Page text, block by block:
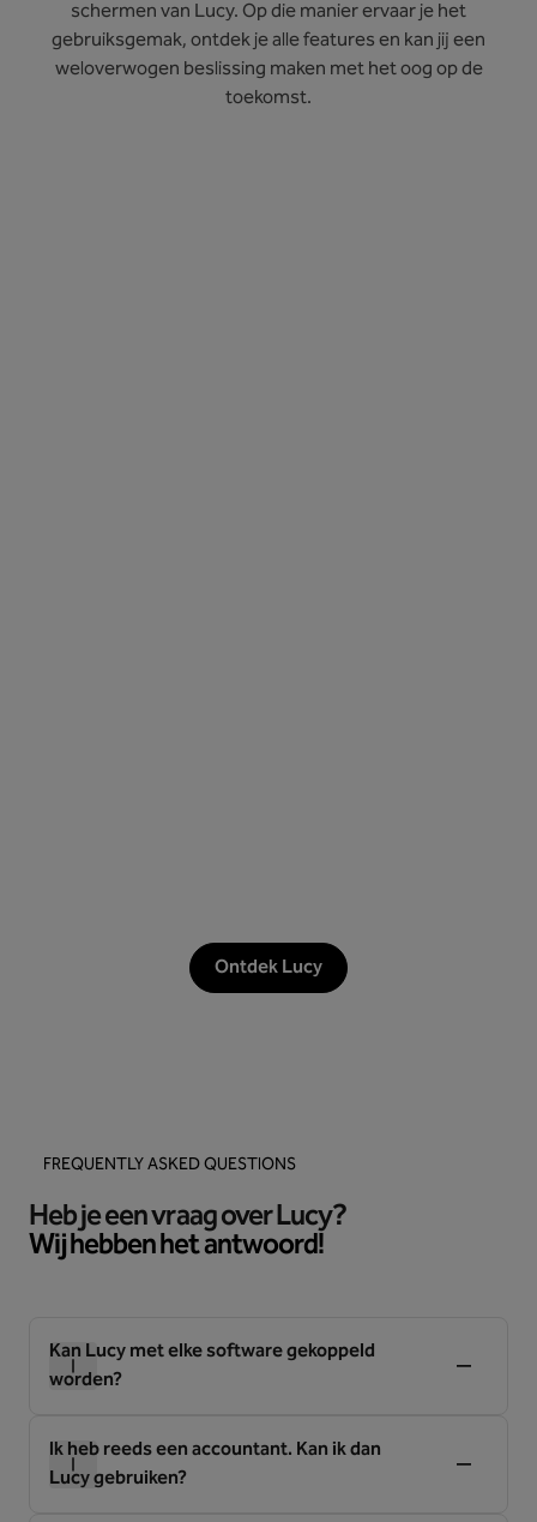
schermen van Lucy. Op die manier ervaar je het
gebruiksgemak, ontdek je alle features en kan jij een
weloverwogen beslissing maken met het oog op de
toekomst.
Ontdek Lucy
FREQUENTLY ASKED QUESTIONS
Heb je een vraag over Lucy?
Wij hebben het antwoord!
Kan Lucy met elke software gekoppeld
worden?
Ik heb reeds een accountant. Kan ik dan
Lucy gebruiken?